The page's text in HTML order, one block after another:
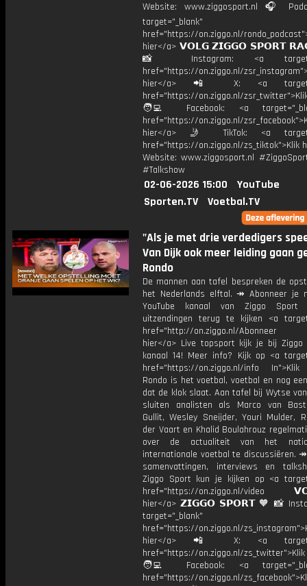
Website: www.ziggosport.nl 🎧
target="_blank"
href="https://on.ziggo.nl/
hier</a> 𝗩𝗢𝗟𝗚 𝗭𝗜𝗚𝗚𝗢 𝗦𝗣𝗢𝗥𝗧
📸 Instagram: <a
href="https://on.ziggo.nl/
hier</a> 📲 X: <a
href="https://on.ziggo.nl/
🧑‍💻 Facebook: <a
href="https://on.ziggo.nl/
hier</a> 🤳 TikTok: <a
href="https://on.ziggo.nl/zs_tiktok">Klik
Website: www.ziggosport.nl
#Talkshow
02-06-2026 15:00
YouTube
Sporten.TV
Voetbal.TV
"Als je met drie verdedigers
Van Dijk ook meer leiding gaan
Rondo
De mannen aan tafel bespreken de
het Nederlands elftal. ↠ Abonneer je
YouTube kanaal van Ziggo
uitzendingen terug te kijken <a
href="http://on.ziggo.nl/
hier</a> Live topsport kijk je bij
kanaal 14! Meer info? Kijk op <a
href="https://on.ziggo.nl/info
Rondo is het voetbal, voetbal en nog
dat de klok slaat. Aan tafel bij Wytse
sluiten analisten als Marco van
Gullit, Wesley Sneijder, Youri Mulder,
der Vaart en Khalid Boulahrouz
over de actualiteit van het
internationale voetbal te discussiëren.
samenvattingen, interviews en
Ziggo Sport kun je kijken op <a
href="https://on.ziggo.nl/video
hier</a> 𝗭𝗜𝗚𝗚𝗢 𝗦𝗣𝗢𝗥𝗧 🧡 📸
target="_blank"
href="https://on.ziggo.nl/
hier</a> 📲 X: <a
href="https://on.ziggo.nl/
🧑‍💻 Facebook: <a
href="https://on.ziggo.nl/